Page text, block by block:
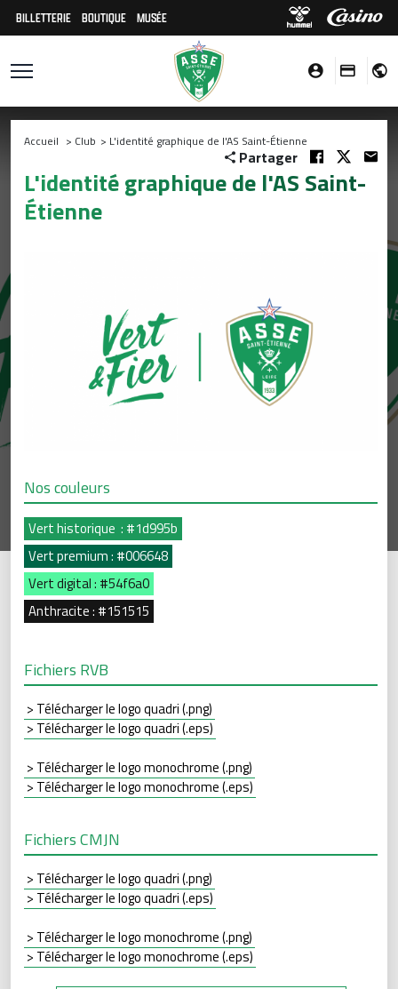
BILLETTERIE BOUTIQUE MUSÉE
Accueil > Club > L'identité graphique de l'AS Saint-Étienne
Partager
L'identité graphique de l'AS Saint-
Étienne
Nos couleurs
Vert historique : #1d995b
Vert premium : #006648
Vert digital : #54f6a0
Anthracite : #151515
Fichiers RVB
> Télécharger le logo quadri (.png)
> Télécharger le logo quadri (.eps)
> Télécharger le logo monochrome (.png)
> Télécharger le logo monochrome (.eps)
Fichiers CMJN
> Télécharger le logo quadri (.png)
> Télécharger le logo quadri (.eps)
> Télécharger le logo monochrome (.png)
> Télécharger le logo monochrome (.eps)